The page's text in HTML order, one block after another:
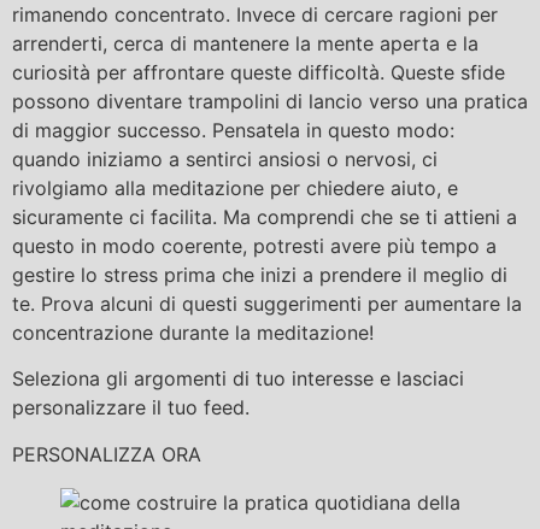
rimanendo concentrato. Invece di cercare ragioni per
arrenderti, cerca di mantenere la mente aperta e la
curiosità per affrontare queste difficoltà. Queste sfide
possono diventare trampolini di lancio verso una pratica
di maggior successo. Pensatela in questo modo:
quando iniziamo a sentirci ansiosi o nervosi, ci
rivolgiamo alla meditazione per chiedere aiuto, e
sicuramente ci facilita. Ma comprendi che se ti attieni a
questo in modo coerente, potresti avere più tempo a
gestire lo stress prima che inizi a prendere il meglio di
te. Prova alcuni di questi suggerimenti per aumentare la
concentrazione durante la meditazione!
Seleziona gli argomenti di tuo interesse e lasciaci
personalizzare il tuo feed.
PERSONALIZZA ORA